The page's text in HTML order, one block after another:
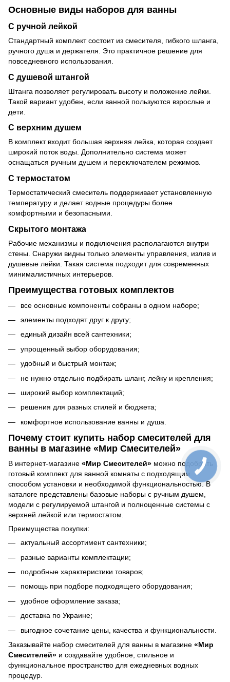
Основные виды наборов для ванны
С ручной лейкой
Стандартный комплект состоит из смесителя, гибкого шланга,
ручного душа и держателя. Это практичное решение для
повседневного использования.
С душевой штангой
Штанга позволяет регулировать высоту и положение лейки.
Такой вариант удобен, если ванной пользуются взрослые и
дети.
С верхним душем
В комплект входит большая верхняя лейка, которая создает
широкий поток воды. Дополнительно система может
оснащаться ручным душем и переключателем режимов.
С термостатом
Термостатический смеситель поддерживает установленную
температуру и делает водные процедуры более
комфортными и безопасными.
Скрытого монтажа
Рабочие механизмы и подключения располагаются внутри
стены. Снаружи видны только элементы управления, излив и
душевые лейки. Такая система подходит для современных
минималистичных интерьеров.
Преимущества готовых комплектов
все основные компоненты собраны в одном наборе;
элементы подходят друг к другу;
единый дизайн всей сантехники;
упрощенный выбор оборудования;
удобный и быстрый монтаж;
не нужно отдельно подбирать шланг, лейку и крепления;
широкий выбор комплектаций;
решения для разных стилей и бюджета;
комфортное использование ванны и душа.
Почему стоит купить набор смесителей для
ванны в магазине «Мир Смесителей»
В интернет-магазине «Мир Смесителей» можно подобрать
готовый комплект для ванной комнаты с подходящим
способом установки и необходимой функциональностью. В
каталоге представлены базовые наборы с ручным душем,
модели с регулируемой штангой и полноценные системы с
верхней лейкой или термостатом.
Преимущества покупки:
актуальный ассортимент сантехники;
разные варианты комплектации;
подробные характеристики товаров;
помощь при подборе подходящего оборудования;
удобное оформление заказа;
доставка по Украине;
выгодное сочетание цены, качества и функциональности.
Заказывайте набор смесителей для ванны в магазине «Мир
Смесителей» и создавайте удобное, стильное и
функциональное пространство для ежедневных водных
процедур.